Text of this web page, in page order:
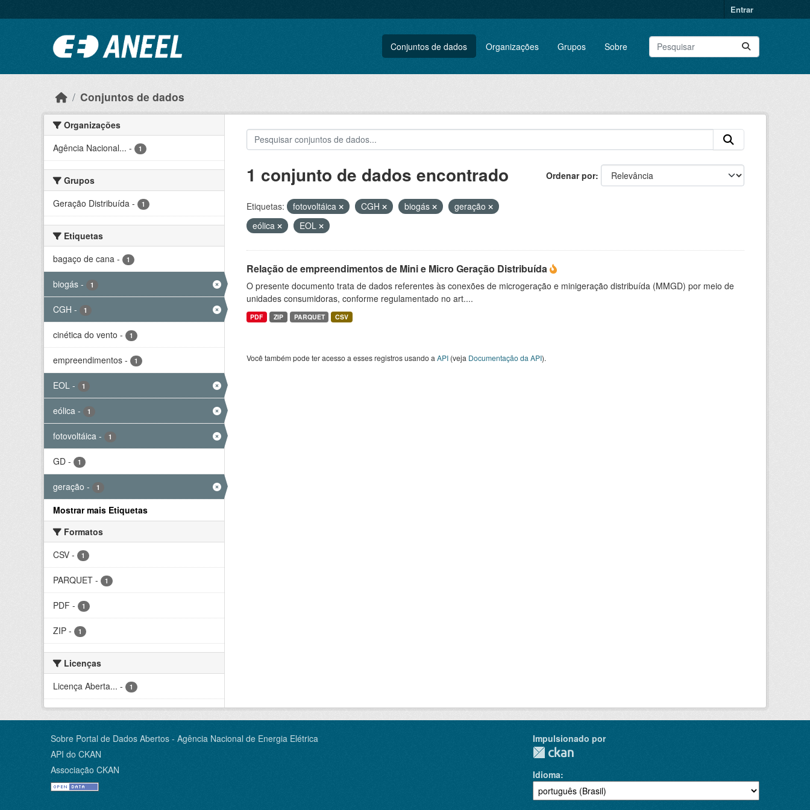
Entrar
Conjuntos de dados Organizações Grupos Sobre
Conjuntos de dados
Organizações
Agência Nacional... - 1
Grupos
Geração Distribuída - 1
Etiquetas
bagaço de cana - 1
biogás - 1
CGH - 1
cinética do vento - 1
empreendimentos - 1
EOL - 1
eólica - 1
fotovoltáica - 1
GD - 1
geração - 1
Mostrar mais Etiquetas
Formatos
CSV - 1
PARQUET - 1
PDF - 1
ZIP - 1
Licenças
Licença Aberta... - 1
Ordenar por
1 conjunto de dados encontrado
Etiquetas: fotovoltáica CGH biogás
geração
eólica
EOL
Relação de empreendimentos de Mini e Micro Geração Distribuída
O presente documento trata de dados referentes às conexões de microgeração e minigeração distribuída (MMGD) por meio de
unidades consumidoras, conforme regulamentado no art....
PDF ZIP PARQUET CSV
Você também pode ter acesso a esses registros usando a API(veja Documentação da API).
Sobre Portal de Dados Abertos - Agência Nacional de Energia Elétrica
API do CKAN
Associação CKAN
Impulsionado por
Idioma